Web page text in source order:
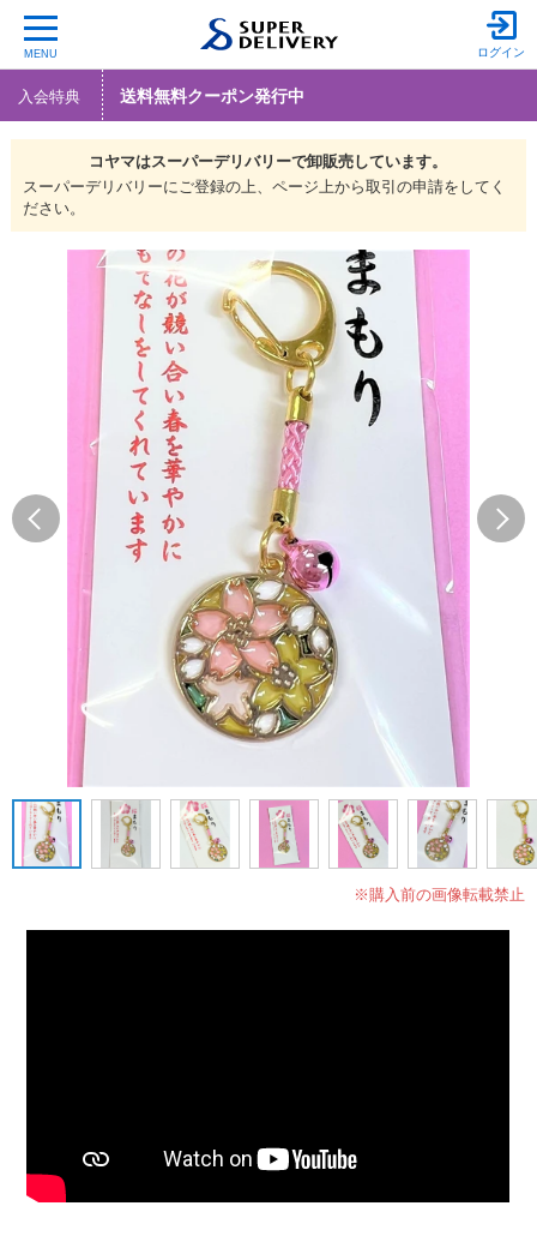
MENU ログイン
入会特典 送料無料クーポン発行中
コヤマはスーパーデリバリーで卸販売しています。
スーパーデリバリーにご登録の上、ページ上から取引の申請をしてく
ださい。
※購入前の画像転載禁止